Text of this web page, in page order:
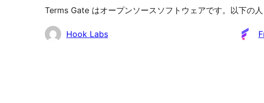
Terms Gate はオープンソースソフトウェアです。以下の
貢
Hook Labs